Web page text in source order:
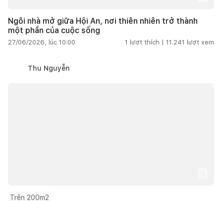
Ngôi nhà mở giữa Hội An, nơi thiên nhiên trở thành
một phần của cuộc sống
27/06/2026, lúc 10:00 1 lượt thích | 11.241 lượt xem
Thu Nguyễn
Trên 200m2